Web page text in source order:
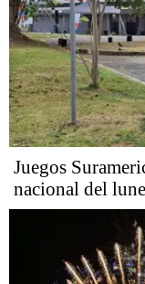
Juegos
nacional del